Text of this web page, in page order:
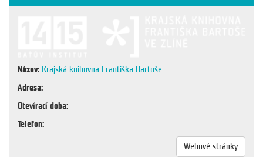
Název: Krajská knihovna Františka Bartoše
Adresa:
Otevírací doba:
Telefon:
Webové stránky